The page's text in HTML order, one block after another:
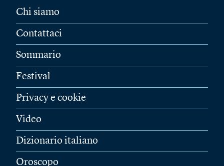
Chi siamo
Contattaci
Sommario
Festival
Privacy e cookie
Video
Dizionario italiano
Oroscopo